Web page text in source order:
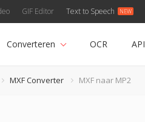
GIF Editor Text to Speech
Converteren OCR API
MXF Converter MXF naar MP2